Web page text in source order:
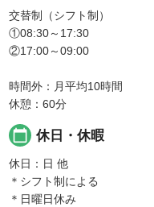
交替制（シフト制）
①08:30～17:30
②17:00～09:00
時間外：月平均10時間
休憩：60分
calendar_today 休日・休暇
休日：日 他
＊シフト制による
＊日曜日休み